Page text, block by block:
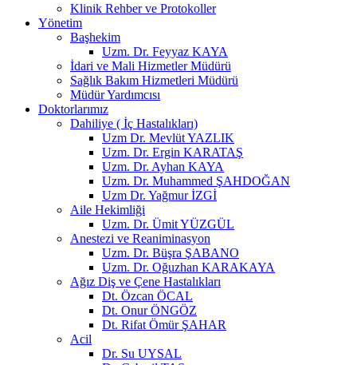
Klinik Rehber ve Protokoller
Yönetim
Başhekim
Uzm. Dr. Feyyaz KAYA
İdari ve Mali Hizmetler Müdürü
Sağlık Bakım Hizmetleri Müdürü
Müdür Yardımcısı
Doktorlarımız
Dahiliye ( İç Hastalıkları)
Uzm Dr. Mevlüt YAZLIK
Uzm. Dr. Ergin KARATAŞ
Uzm. Dr. Ayhan KAYA
Uzm. Dr. Muhammed ŞAHDOĞAN
Uzm Dr. Yağmur İZGİ
Aile Hekimliği
Uzm. Dr. Ümit YÜZGÜL
Anestezi ve Reaniminasyon
Uzm. Dr. Büşra ŞABANO
Uzm. Dr. Oğuzhan KARAKAYA
Ağız Diş ve Çene Hastalıkları
Dt. Özcan ÖCAL
Dt. Onur ÖNGÖZ
Dt. Rifat Ömür ŞAHAR
Acil
Dr. Su UYSAL